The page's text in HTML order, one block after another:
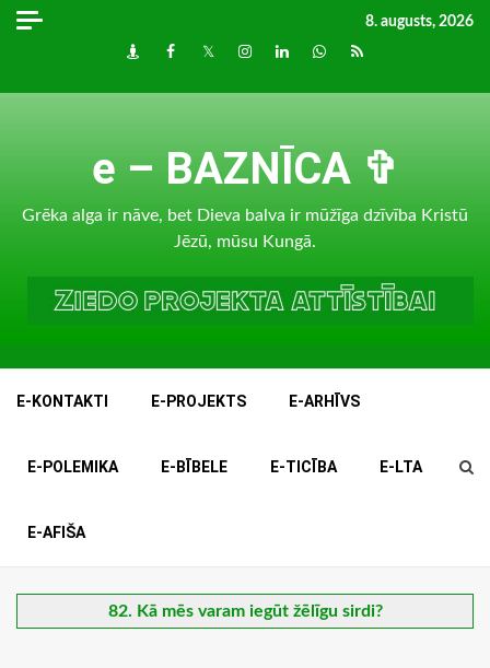
Skip
8. augusts, 2026
DraugiemFacebook
TwitterInstagram
LinkedInwhatsapp
RSS
e – BAZNĪCA ✞
Grēka alga ir nāve, bet Dieva balva ir mūžīga dzīvība Kristū
Jēzū, mūsu Kungā.
E-KONTAKTI E-PROJEKTS E-ARHĪVS
E-POLEMIKA E-BĪBELE E-TICĪBA E-LTA
E-AFIŠA
82. Kā mēs varam iegūt žēlīgu sirdi?